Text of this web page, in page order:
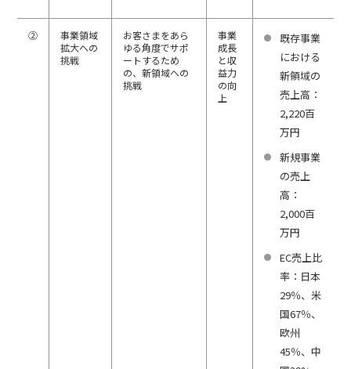
②
事業領域
拡大への
挑戦
お客さまをあら
ゆる角度でサポ
ートするため
の、新領域への
挑戦
事業
成長
と収
益力
の向
上
既存事業
における
新領域の
売上高：
2,220百
万円
新規事業
の売上
高：
2,000百
万円
EC売上比
率：日本
29％、米
国67％、
欧州
45％、中